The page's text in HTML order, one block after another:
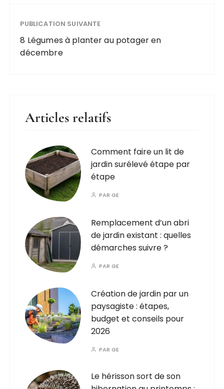
PUBLICATION SUIVANTE
8 Légumes à planter au potager en
décembre
Articles relatifs
Comment faire un lit de
jardin surélevé étape par
étape
PARGE
Remplacement d’un abri
de jardin existant : quelles
démarches suivre ?
PARGE
Création de jardin par un
paysagiste : étapes,
budget et conseils pour
2026
PARGE
Le hérisson sort de son